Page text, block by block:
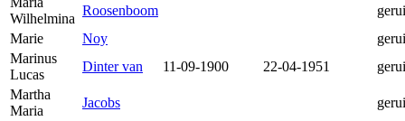
Wilhelmina
Roosenboom
Marie
Noy
Marinus
Lucas
Dinter van 11-09-1900 22-04-1951
Martha
Maria
Jacobs